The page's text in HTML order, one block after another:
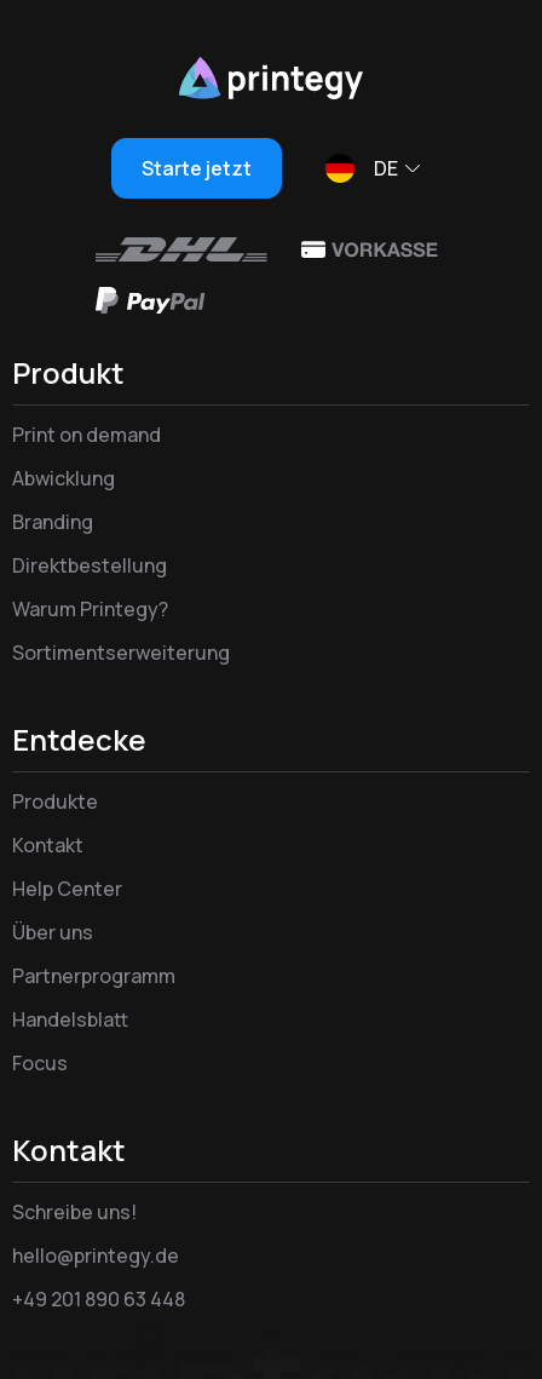
Starte jetzt DE
Produkt
Print on demand
Abwicklung
Branding
Direktbestellung
Warum Printegy?
Sortimentserweiterung
Entdecke
Produkte
Kontakt
Help Center
Über uns
Partnerprogramm
Handelsblatt
Focus
Kontakt
Schreibe uns!
hello@printegy.de
+49 201 890 63 448